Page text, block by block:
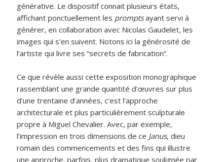
générative. Le dispositif connait plusieurs états,
affichant ponctuellement les promptsayant servi à
générer, en collaboration avec Nicolas Gaudelet, les
images qui s’en suivent. Notons ici la générosité de
l’artiste qui livre ses “secrets de fabrication”.
Ce que révèle aussi cette exposition monographique
rassemblant une grande quantité d’œuvres sur plus
d’une trentaine d’années, c’est l’approche
architecturale et plus particulièrement sculpturale
propre à Miguel Chevalier. Avec, par exemple,
l’impression en trois dimensions de ce Janus, dieu
romain des commencements et des fins qui illustre
une approche, parfois, plus dramatique soulignée par